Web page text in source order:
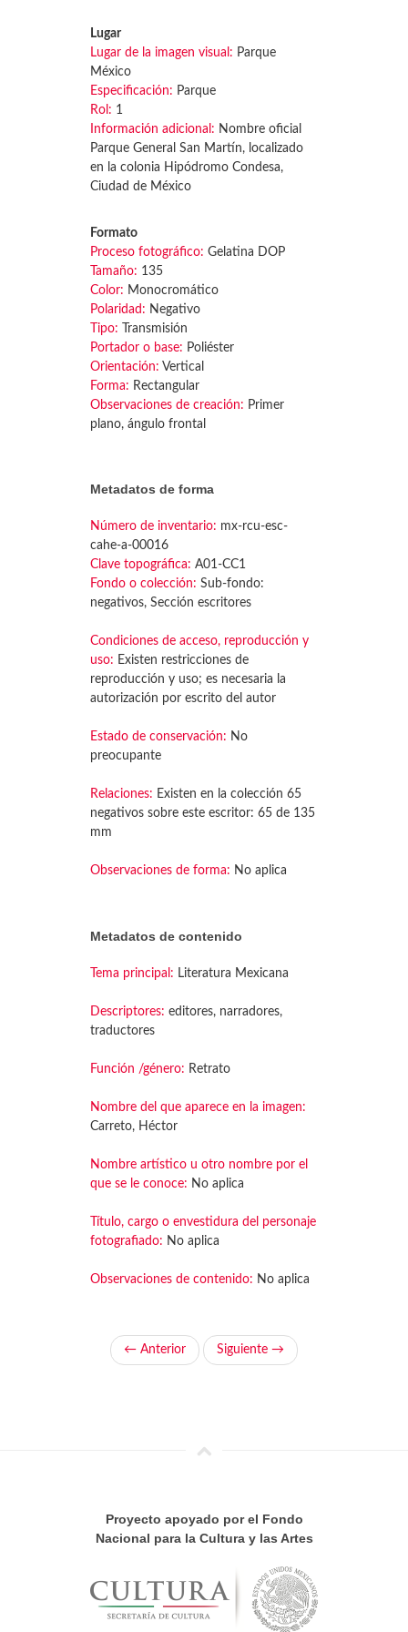
Lugar
Lugar de la imagen visual: Parque
México
Especificación: Parque
Rol: 1
Información adicional: Nombre oficial
Parque General San Martín, localizado
en la colonia Hipódromo Condesa,
Ciudad de México
Formato
Proceso fotográfico: Gelatina DOP
Tamaño: 135
Color: Monocromático
Polaridad: Negativo
Tipo: Transmisión
Portador o base: Poliéster
Orientación: Vertical
Forma: Rectangular
Observaciones de creación: Primer
plano, ángulo frontal
Metadatos de forma
Número de inventario: mx-rcu-esc-
cahe-a-00016
Clave topográfica: A01-CC1
Fondo o colección: Sub-fondo:
negativos, Sección escritores
Condiciones de acceso, reproducción y
uso: Existen restricciones de
reproducción y uso; es necesaria la
autorización por escrito del autor
Estado de conservación: No
preocupante
Relaciones: Existen en la colección 65
negativos sobre este escritor: 65 de 135
mm
Observaciones de forma: No aplica
Metadatos de contenido
Tema principal: Literatura Mexicana
Descriptores: editores, narradores,
traductores
Función /género: Retrato
Nombre del que aparece en la imagen:
Carreto, Héctor
Nombre artístico u otro nombre por el
que se le conoce: No aplica
Título, cargo o envestidura del personaje
fotografiado: No aplica
Observaciones de contenido: No aplica
← Anterior Siguiente →
Proyecto apoyado por el Fondo
Nacional para la Cultura y las Artes